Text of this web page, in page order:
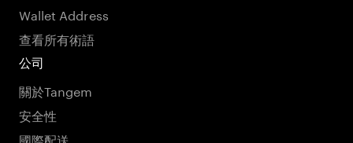
Wallet Address
查看所有術語
公司
關於Tangem
安全性
國際配送